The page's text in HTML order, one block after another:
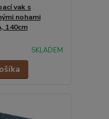
vak s
nohami
140cm
SKLADEM